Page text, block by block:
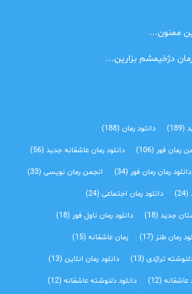
ممنون...
دژخیمشم بزارین...
(189) دانلود رمان(188)
رمان فور(106) دانلود رمان عاشقانه جدید(56)
دانلود رمان رمان فور(34) انجمن رمان نویسی(33)
(24) دانلود رمان اجتماعی‌(24)
جدید(18) دانلود رمان ناول فور(18)
رمان طنز(17) رمان عاشقانه(15)
تراژدی‌(13) دانلود رمان انلاین(13)
عاشقانه(12) دانلود دلنوشته عاشقانه(12)